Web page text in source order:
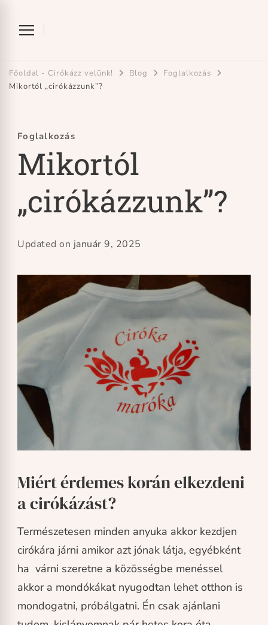
Főoldal - Cirókázz velünk! Blog
Foglalkozás
Mikortól „cirókázzunk”?
Foglalkozás
Mikortól
„cirókázzunk”?
Updated on január 9, 2025
Miért érdemes korán elkezdeni
a cirókázást?
Természetesen minden anyuka akkor kezdjen
cirókára járni amikor azt jónak látja, egyébként
ha várni szeretne a közösségbe menéssel
akkor a mondókákat nyugodtan lehet otthon is
mondogatni, próbálgatni. Én csak ajánlani